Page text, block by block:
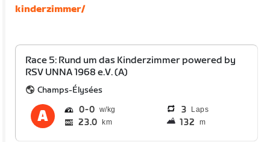
kinderzimmer/
Race 5: Rund um das Kinderzimmer powered by
RSV UNNA 1968 e.V. (A)
Champs-Élysées
0 0 3 Laps
23.0 km 132 m